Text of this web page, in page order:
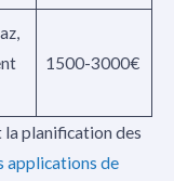
1500-3000€
planification des
applications de